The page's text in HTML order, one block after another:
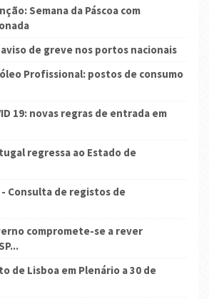
Semana da Páscoa com
de greve nos portos nacionais
Profissional: postos de consumo
19: novas regras de entrada em
regressa ao Estado de
- Consulta de registos de
compromete-se a rever
de Lisboa em Plenário a 30 de